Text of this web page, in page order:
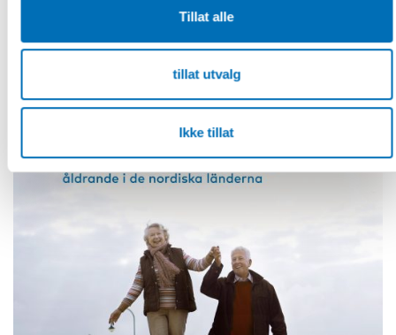
Tillat alle
tillat utvalg
Ikke tillat